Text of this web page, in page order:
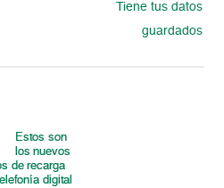
Tiene tus datos
guardados
Estos son
los nuevos
de recarga
digital